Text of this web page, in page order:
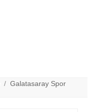
/Galatasaray Spor